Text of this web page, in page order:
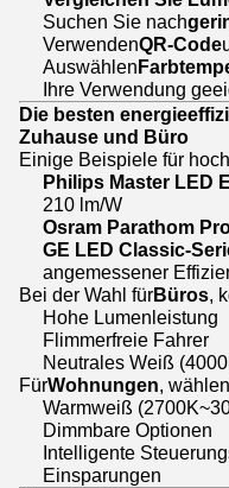
Suchen Sie nach
VerwendenQR-Code
Auswählen
Ihre Verwendung
Die besten
Zuhause und Büro
Einige Beispiele für
Philips Master LED
210 lm/W
Osram Parathom
GE LED Classic-
angemessener
Bei der Wahl fürBüros,
Hohe Lumenleistung
Flimmerfreie Fahrer
Neutrales Weiß
FürWohnungen,
Warmweiß
Dimmbare Optionen
Intelligente
Einsparungen